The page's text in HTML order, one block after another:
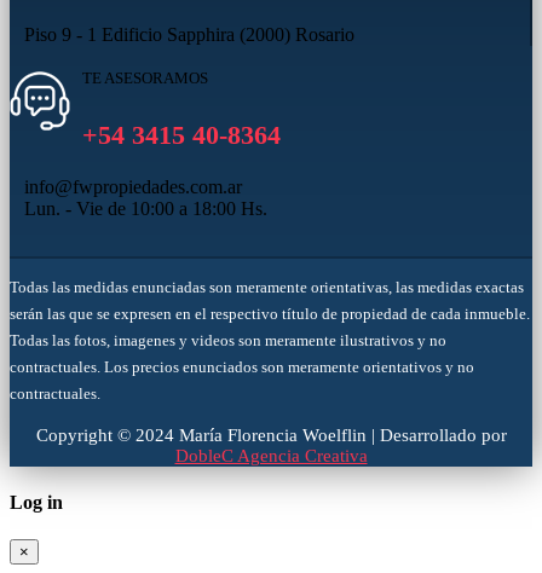
Piso 9 - 1 Edificio Sapphira (2000) Rosario
TE ASESORAMOS
+54 3415 40-8364
info@fwpropiedades.com.ar
Lun. - Vie de 10:00 a 18:00 Hs.
Todas las medidas enunciadas son meramente orientativas, las medidas exactas
serán las que se expresen en el respectivo título de propiedad de cada inmueble.
Todas las fotos, imagenes y videos son meramente ilustrativos y no
contractuales. Los precios enunciados son meramente orientativos y no
contractuales.
Copyright © 2024 María Florencia Woelflin | Desarrollado por
DobleC Agencia Creativa
Log in
×